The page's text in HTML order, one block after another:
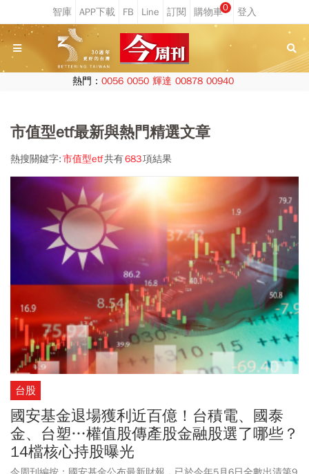
0
熱門： 0056 0050 輝達 00878 00940
市值型etf最新與熱門精選文章
熱搜關鍵字:市值型etf共有683項結果
台股
國安基金退場獲利近百億！台積電、國泰
金、台塑…權值股傳產股金融股選了哪些？
14檔核心持股曝光